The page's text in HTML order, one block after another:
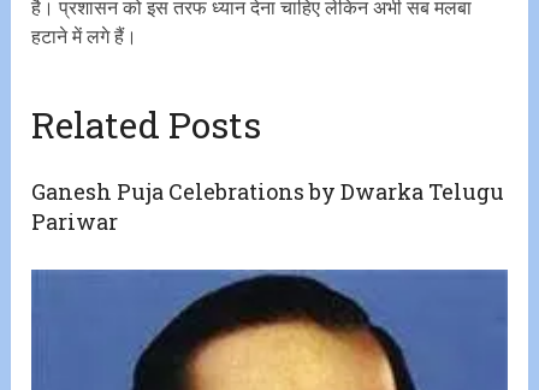
है। प्रशासन को इस तरफ ध्यान देना चाहिए लेकिन अभी सब मलबा
हटाने में लगे हैं।
Related Posts
Ganesh Puja Celebrations by Dwarka Telugu
Pariwar